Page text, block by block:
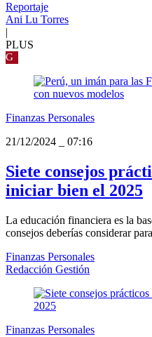
Reportaje
Ani Lu Torres
|
PLUS
G
Finanzas Personales
21/12/2024
07:16
Siete consejos
iniciar bien el 2025
La educación financiera es la
consejos deberías considerar
Finanzas Personales
Redacción Gestión
Finanzas Personales